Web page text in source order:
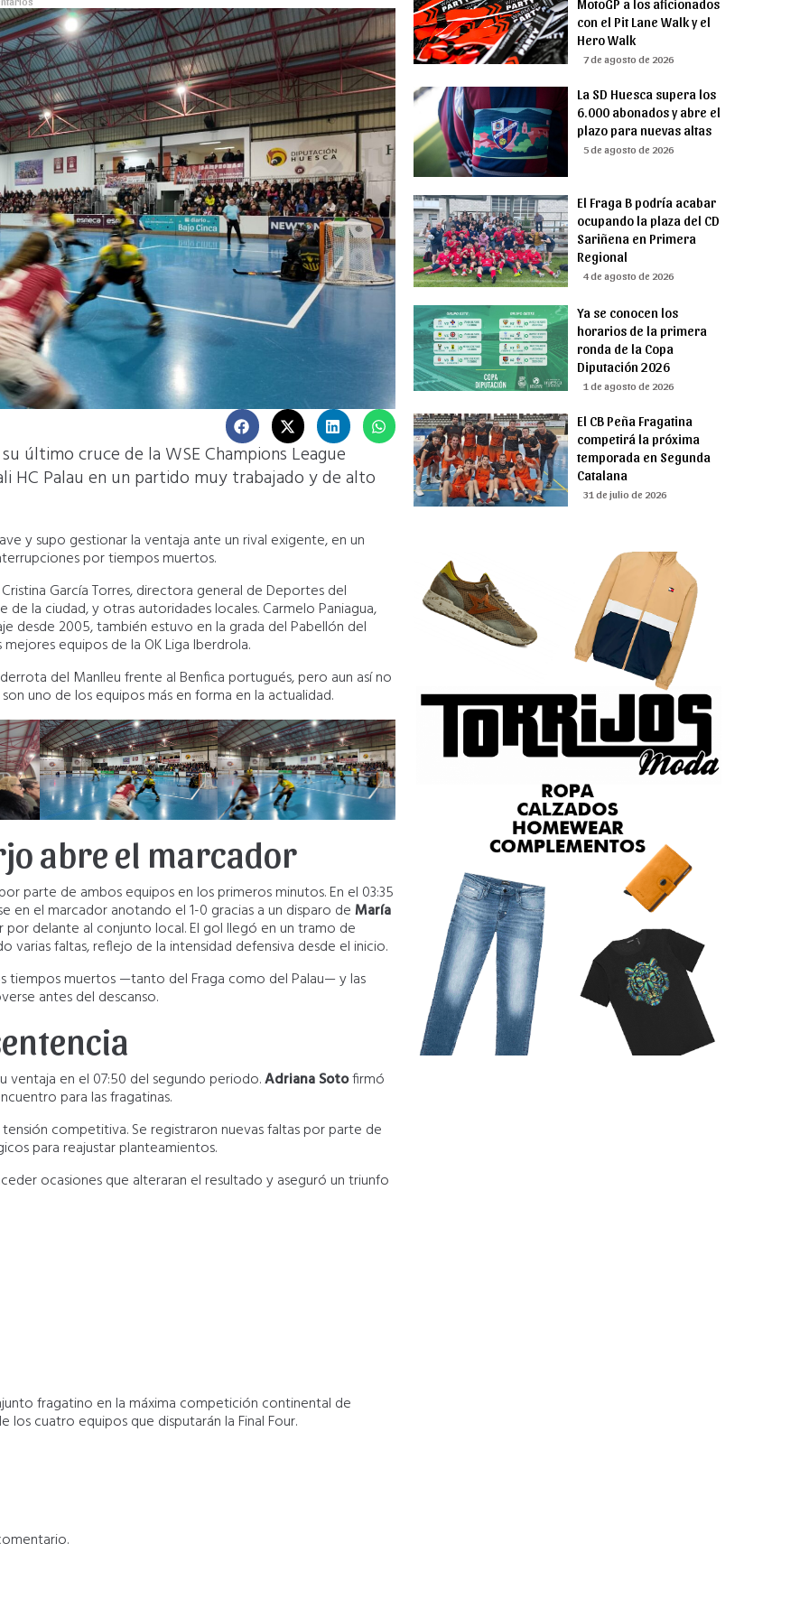
último cruce de la WSE Champions League
HC Palau en un partido muy trabajado y de alto
y supo gestionar la ventaja ante un rival exigente, en un
por tiempos muertos.
García Torres, directora general de Deportes del
la ciudad, y otras autoridades locales. Carmelo Paniagua,
desde 2005, también estuvo en la grada del Pabellón del
equipos de la OK Liga Iberdrola.
del Manlleu frente al Benfica portugués, pero aun así no
uno de los equipos más en forma en la actualidad.
abre el marcador
parte de ambos equipos en los primeros minutos. En el 03:35
en el marcador anotando el 1-0 gracias a un disparo deMaría
delante al conjunto local. El gol llegó en un tramo de
faltas, reflejo de la intensidad defensiva desde el inicio.
tiempos muertos —tanto del Fraga como del Palau— y las
antes del descanso.
ventaja en el 07:50 del segundo periodo.Adriana Sotofirmó
para las fragatinas.
competitiva. Se registraron nuevas faltas por parte de
para reajustar planteamientos.
ocasiones que alteraran el resultado y aseguró un triunfo
fragatino en la máxima competición continental de
cuatro equipos que disputarán la Final Four.
MotoGP a los aficionados
con el Pit Lane Walk y el
Hero Walk
7 de agosto de 2026
La SD Huesca supera los
6.000 abonados y abre el
plazo para nuevas altas
5 de agosto de 2026
El Fraga B podría acabar
ocupando la plaza del CD
Sariñena en Primera
Regional
4 de agosto de 2026
Ya se conocen los
horarios de la primera
ronda de la Copa
Diputación 2026
1 de agosto de 2026
El CB Peña Fragatina
competirá la próxima
temporada en Segunda
Catalana
31 de julio de 2026